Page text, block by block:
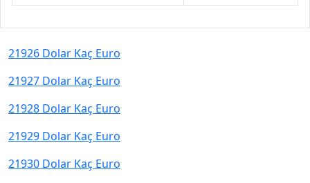
21926 Dolar Kaç Euro
21927 Dolar Kaç Euro
21928 Dolar Kaç Euro
21929 Dolar Kaç Euro
21930 Dolar Kaç Euro